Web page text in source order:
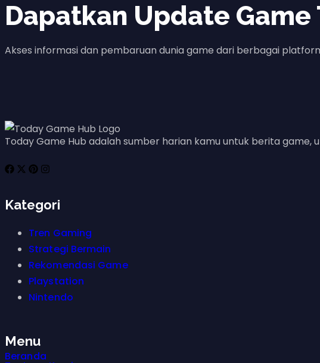
Dapatkan Update Game
Akses informasi dan pembaruan dunia game dari berbagai
Today Game Hub adalah sumber harian kamu untuk berita
Kategori
Tren Gaming
Strategi Bermain
Rekomendasi Game
Playstation
Nintendo
Menu
Beranda